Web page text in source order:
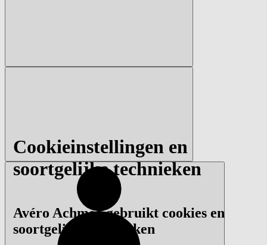
Cookieinstellingen en
soortgelijke technieken
Avéro Achmea gebruikt cookies en
soortgelijke technieken